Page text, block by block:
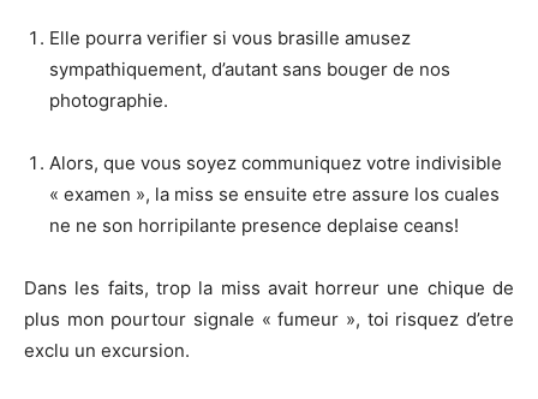
Elle pourra verifier si vous brasille amusez
sympathiquement, d’autant sans bouger de nos
photographie.
Alors, que vous soyez communiquez votre indivisible
« examen », la miss se ensuite etre assure los cuales
ne ne son horripilante presence deplaise ceans!
Dans les faits, trop la miss avait horreur une chique de
plus mon pourtour signale « fumeur », toi risquez d’etre
exclu un excursion.